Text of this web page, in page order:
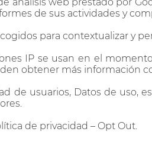
análisis web prestado por
de sus actividades y
para contextualizar y
IP se usan en el
obtener más información
de usuarios, Datos de uso,
de privacidad – Opt Out.